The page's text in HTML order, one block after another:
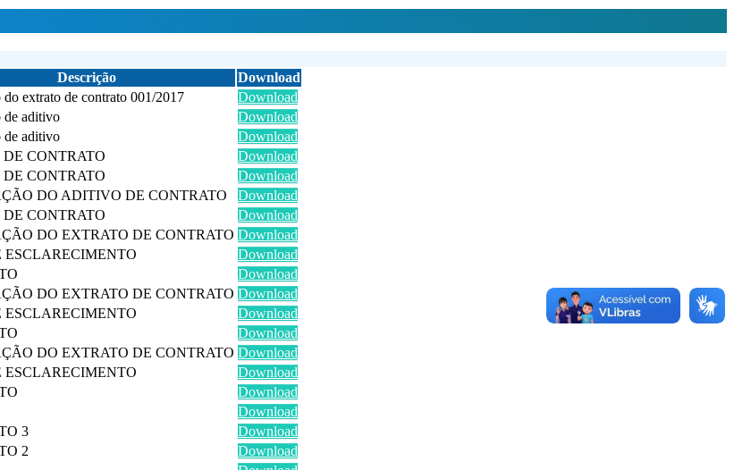
Descrição
Download
do extrato de contrato 001/2017
Download
de aditivo
Download
de aditivo
Download
CONTRATO
Download
CONTRATO
Download
DO ADITIVO DE CONTRATO
Download
CONTRATO
Download
DO EXTRATO DE CONTRATO Download
ESCLARECIMENTO
Download
Download
DO EXTRATO DE CONTRATO Download
ESCLARECIMENTO
Download
Download
DO EXTRATO DE CONTRATO Download
ESCLARECIMENTO
Download
Download
Download
3
Download
2
Download